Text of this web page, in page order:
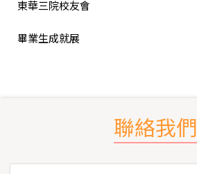
東華三院校友會
畢業生成就展
聯絡我們